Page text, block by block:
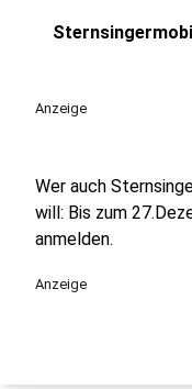
Anzeige
Wer auch
will: Bis zum
anmelden.
Anzeige